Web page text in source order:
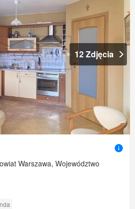
12 Zdjęcia
Warszawa, Województwo